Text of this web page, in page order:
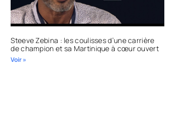
Steeve Zebina : les coulisses d’une carrière
de champion et sa Martinique à cœur ouvert
Voir »